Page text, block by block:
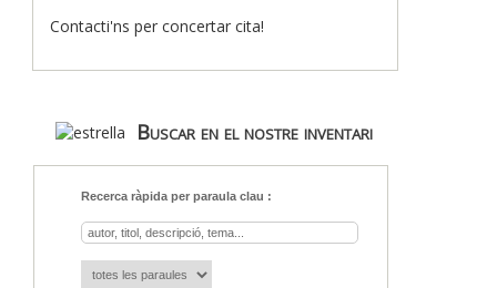
Contacti'ns per concertar cita!
Buscar en el nostre inventari
Recerca ràpida per paraula clau :